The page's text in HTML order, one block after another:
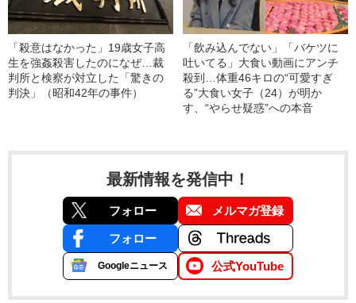
「殺意はなかった」19歳女子高
生を強姦殺害したのになぜ…裁
判所と検察が対立した「驚きの
判決」（昭和42年の事件）
「飲み込んでない」「バケツに
吐いてる」大食い動画にアンチ
殺到…体重46キロの“可愛すぎ
る”大食い女子（24）が明か
す、“やらせ疑惑”への本音
最新情報を発信中！
フォロー メルマガ登録
フォロー
Googleニュース 公式YouTube